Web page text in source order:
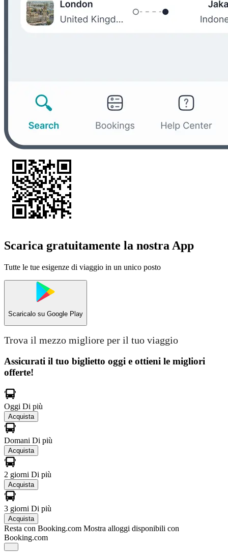
Scarica gratuitamente la nostra App
Tutte le tue esigenze di viaggio in un unico posto
Scaricalo su Google Play
Trova il mezzo migliore per il tuo viaggio
Assicurati il ​​tuo biglietto oggi e ottieni le migliori
offerte!
Oggi Di più
Acquista
Domani Di più
Acquista
2 giorni Di più
Acquista
3 giorni Di più
Acquista
Resta con Booking.com Mostra alloggi disponibili con
Booking.com